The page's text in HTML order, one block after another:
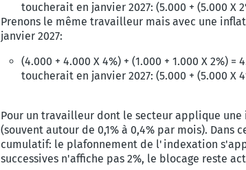
toucherait en janvier 2027: (5.000 + (5.000 X
Prenons le même travailleur mais avec une
janvier 2027:
(4.000 + 4.000 X 4%) + (1.000 + 1.000 X 2%)
toucherait en janvier 2027: (5.000 + (5.000 X
Pour un travailleur dont le secteur applique
(souvent autour de 0,1% à 0,4% par mois).
cumulatif: le plafonnement de l'indexation
successives n'affiche pas 2%, le blocage reste